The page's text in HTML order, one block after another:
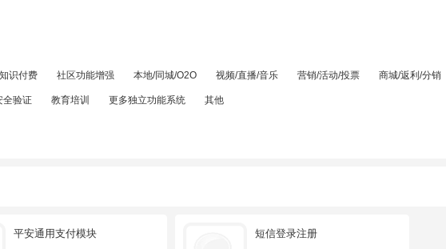
知识付费 社区功能增强 本地/同城/O2O 视频/直播/音乐 营销/活动/投票 商城/返利/分销
全验证 教育培训 更多独立功能系统 其他
平安通用支付模块
短信登录注册